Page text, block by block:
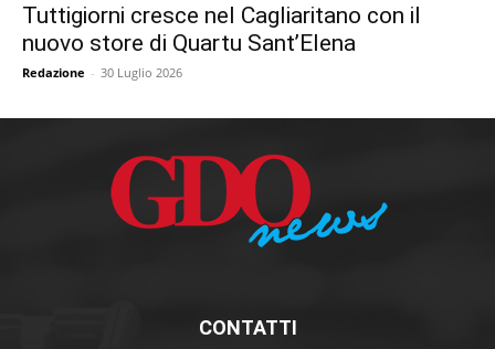
Tuttigiorni cresce nel Cagliaritano con il
nuovo store di Quartu Sant’Elena
Redazione - 30 Luglio 2026
CONTATTI